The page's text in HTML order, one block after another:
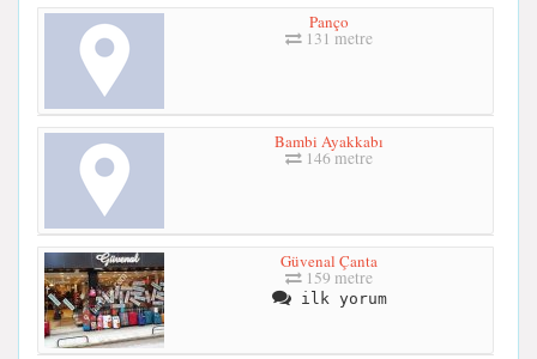
Panço
131 metre
Bambi Ayakkabı
146 metre
Güvenal Çanta
159 metre
ilk yorum